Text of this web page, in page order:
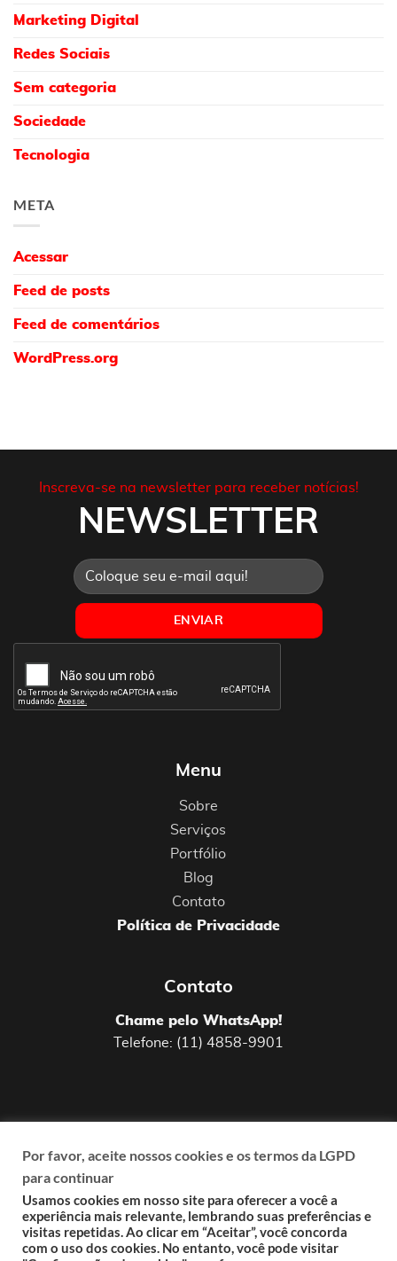
Marketing Digital
Redes Sociais
Sem categoria
Sociedade
Tecnologia
META
Acessar
Feed de posts
Feed de comentários
WordPress.org
Inscreva-se na newsletter para receber notícias!
NEWSLETTER
Uma agência digital fundada em 2009 que
garantaresultadosem suas ações de
marketing,responsabilidadeao lidar com a
comunicação do cliente,
pensamento
Menu
Sobre
Serviços
Portfólio
Blog
Contato
Política de Privacidade
Contato
Chame pelo WhatsApp!
Telefone: (11) 4858-9901
Por favor, aceite nossos cookies e os termos da LGPD
para continuar
Usamos cookies em nosso site para oferecer a você a
experiência mais relevante, lembrando suas preferências e
visitas repetidas. Ao clicar em “Aceitar”, você concorda
com o uso dos cookies. No entanto, você pode visitar